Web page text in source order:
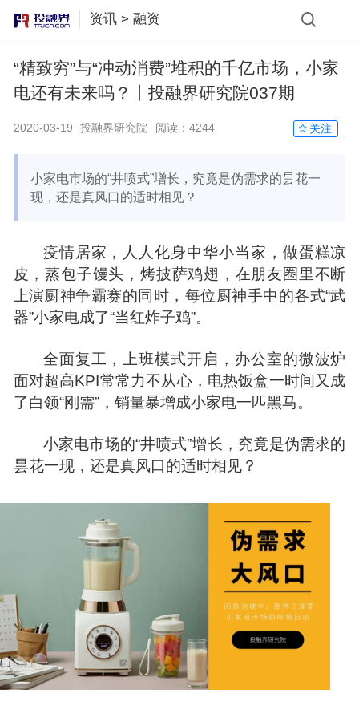
资讯> 融资
“精致穷”与“冲动消费”堆积的千亿市场，小家
电还有未来吗？丨投融界研究院037期
2020-03-19 投融界研究院 阅读：4244 关注
小家电市场的“井喷式”增长，究竟是伪需求的昙花一
现，还是真风口的适时相见？
疫情居家，人人化身中华小当家，做蛋糕凉
皮，蒸包子馒头，烤披萨鸡翅，在朋友圈里不断
上演厨神争霸赛的同时，每位厨神手中的各式“武
器”小家电成了“当红炸子鸡”。
全面复工，上班模式开启，办公室的微波炉
面对超高KPI常常力不从心，电热饭盒一时间又成
了白领“刚需”，销量暴增成小家电一匹黑马。
小家电市场的“井喷式”增长，究竟是伪需求的
昙花一现，还是真风口的适时相见？